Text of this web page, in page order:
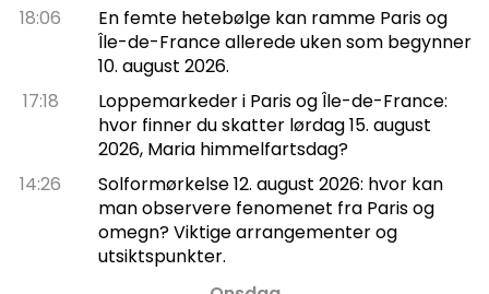
18:06
En femte hetebølge kan ramme Paris og
Île-de-France allerede uken som begynner
10. august 2026.
17:18
Loppemarkeder i Paris og Île-de-France:
hvor finner du skatter lørdag 15. august
2026, Maria himmelfartsdag?
14:26
Solformørkelse 12. august 2026: hvor kan
man observere fenomenet fra Paris og
omegn? Viktige arrangementer og
utsiktspunkter.